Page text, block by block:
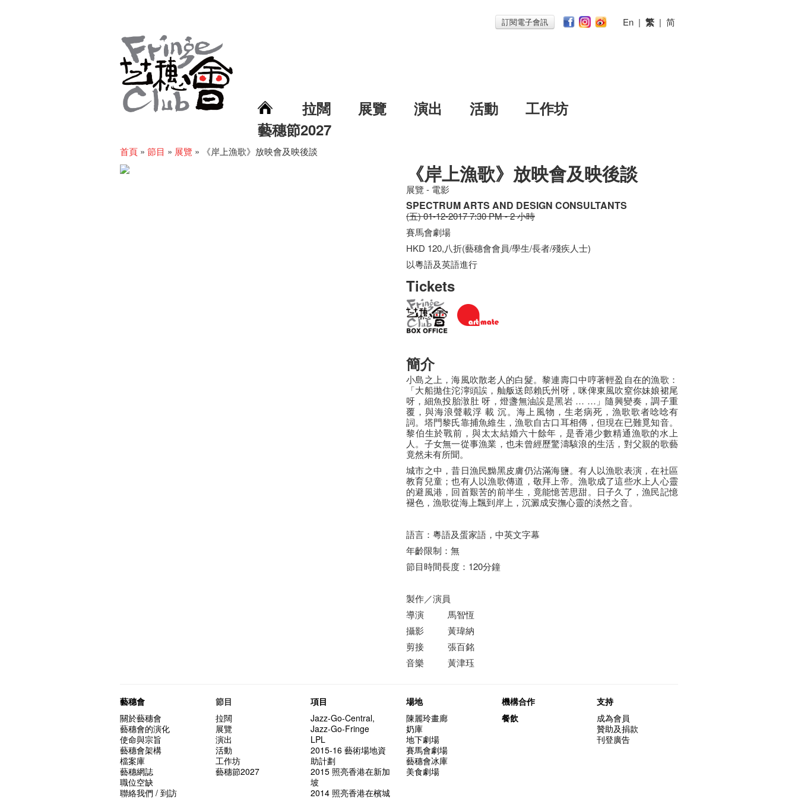
訂閱電子會訊 En | 繁 | 简
拉闊 展覽 演出 活動
工作坊
藝穗節2027
首頁 » 節目 » 展覽 » 《岸上漁歌》放映會及映後談
《岸上漁歌》放映會及映後談
展覽 - 電影
SPECTRUM ARTS AND DESIGN CONSULTANTS
(五) 01-12-2017 7:30 PM - 2 小時
賽馬會劇場
HKD 120,八折(藝穗會會員/學生/長者/殘疾人士)
以粵語及英語進行
Tickets
簡介
小島之上，海風吹散老人的白髮。黎連壽口中哼著輕盈自在的漁歌：
「大船拋住沱濘頭誒，舢舨送郎賴氏州呀，咪俾東風吹窒你妹娘裙尾
呀，細魚投胎潡肚 呀，燈盞無油誒是黑岩 … …」隨興變奏，調子重
覆，與海浪聲載浮 載 沉。海上風物，生老病死，漁歌歌者唸唸有
詞。塔門黎氏靠捕魚維生，漁歌自古口耳相傳，但現在已難覓知音。
黎伯生於戰前，與太太結婚六十餘年，是香港少數精通漁歌的水上
人。子女無一從事漁業，也未曾經歷驚濤駭浪的生活，對父親的歌藝
竟然未有所聞。
城市之中，昔日漁民黝黑皮膚仍沾滿海鹽。有人以漁歌表演，在社區
教育兒童；也有人以漁歌傳道，敬拜上帝。漁歌成了這些水上人心靈
的避風港，回首艱苦的前半生，竟能憶苦思甜。日子久了，漁民記憶
褪色，漁歌從海上飄到岸上，沉澱成安撫心靈的淡然之音。
語言：粵語及蛋家語，中英文字幕
年齡限制：無
節目時間長度：120分鐘
製作／演員
導演 馬智恆
攝影 黃瑋納
剪接 張百銘
音樂 黃津珏
藝穗會
關於藝穗會
藝穗會的演化
使命與宗旨
藝穗會架構
檔案庫
藝穗網誌
職位空缺
聯絡我們 / 到訪
節目
拉闊
展覽
演出
活動
工作坊
藝穗節2027
項目
Jazz-Go-Central,
Jazz-Go-Fringe
LPL
2015-16 藝術場地資
助計劃
2015 照亮香港在新加
坡
2014 照亮香港在檳城
場地
陳麗玲畫廊
奶庫
地下劇場
賽馬會劇場
藝穗會冰庫
美食劇場
機構合作
餐飲
支持
成為會員
贊助及捐款
刊登廣告